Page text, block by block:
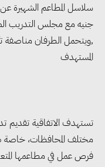
جنيه مع مجلس التدريب
,ويتحمل الطرفان مناصفة
المستهدف
مختلف المحافظات،
فرص عمل في مطاعمها